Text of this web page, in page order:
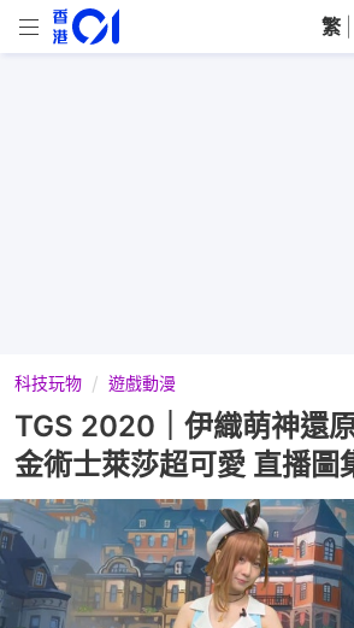
繁
科技玩物 遊戲動漫
TGS 2020｜伊織萌神還
金術士萊莎超可愛 直播圖